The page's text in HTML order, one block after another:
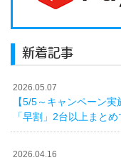
新着記事
2026.05.07
【5/5～キャンペーン
「早割」2台以上まと
2026.04.16